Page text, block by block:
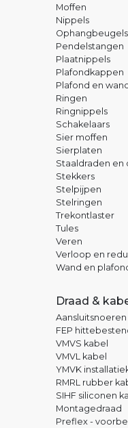
Moffen
Nippels
Ophangbeugels
Pendelstangen
Plaatnippels
Plafondkappen
Plafond en
Ringen
Ringnippels
Schakelaars
Sier moffen
Sierplaten
Staaldraden en
Stekkers
Stelpijpen
Stelringen
Trekontlaster
Tules
Veren
Verloop en
Wand en
Draad &
Aansluitsnoeren
FEP
VMVS kabel
VMVL kabel
YMVK
RMRL rubber
SIHF siliconen
Montagedraad
Preflex -